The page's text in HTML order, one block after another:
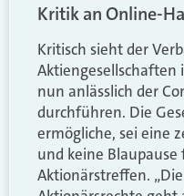
Kritik an Online-
Kritisch sieht der
nun anlässlich der
durchführen. Die
ermögliche, sei eine
und keine
Aktionärstreffen.